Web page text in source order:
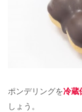
ポンデリングを冷蔵
しょう。